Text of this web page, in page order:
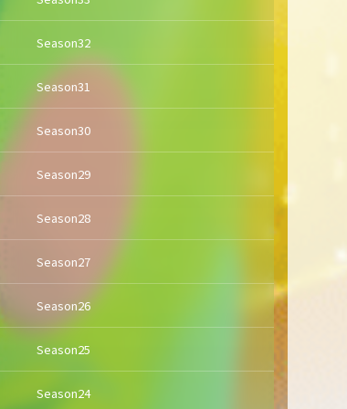
Season32
Season31
Season30
Season29
Season28
Season27
Season26
Season25
Season24